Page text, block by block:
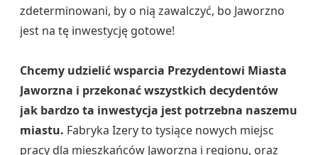
zdeterminowani, by o nią zawalczyć, bo Jaworzno
jest na tę inwestycję gotowe!
Chcemy udzielić wsparcia Prezydentowi Miasta
Jaworzna i przekonać wszystkich decydentów
jak bardzo ta inwestycja jest potrzebna naszemu
miastu. Fabryka Izery to tysiące nowych miejsc
pracy dla mieszkańców Jaworzna i regionu, oraz